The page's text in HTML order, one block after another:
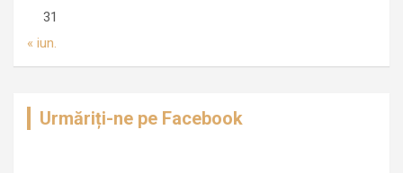
31
« iun.
Urmăriți-ne pe Facebook